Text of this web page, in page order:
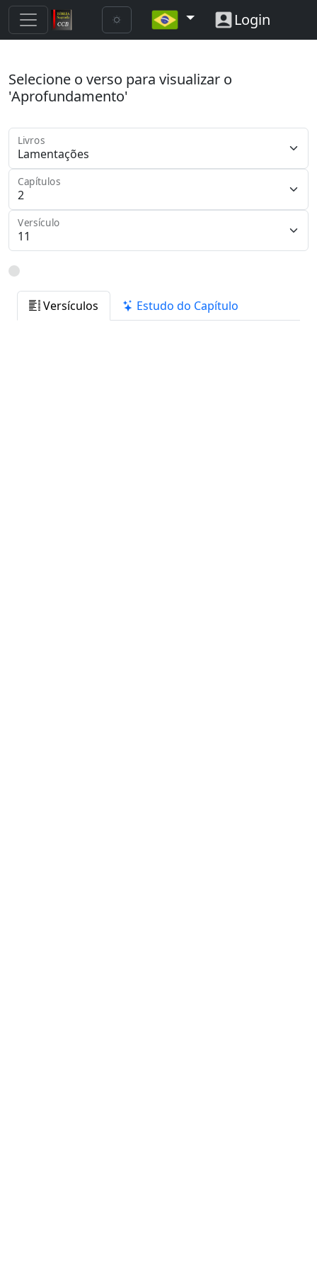
Login
Selecione o verso para visualizar o
'Aprofundamento'
Livros
Capítulos
Versículo
Versículos Estudo do Capítulo